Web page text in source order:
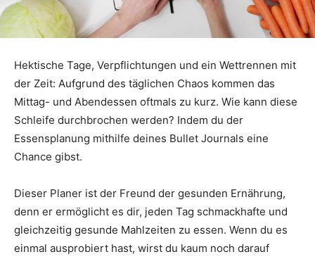
Hektische Tage, Verpflichtungen und ein Wettrennen mit
der Zeit: Aufgrund des täglichen Chaos kommen das
Mittag- und Abendessen oftmals zu kurz. Wie kann diese
Schleife durchbrochen werden? Indem du der
Essensplanung mithilfe deines Bullet Journals eine
Chance gibst.
Dieser Planer ist der Freund der gesunden Ernährung,
denn er ermöglicht es dir, jeden Tag schmackhafte und
gleichzeitig gesunde Mahlzeiten zu essen. Wenn du es
einmal ausprobiert hast, wirst du kaum noch darauf